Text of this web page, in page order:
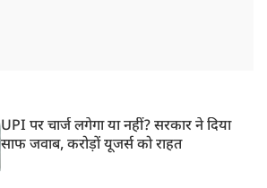
UPI पर चार्ज लगेगा या नहीं? सरकार ने दिया
साफ जवाब, करोड़ों यूजर्स को राहत